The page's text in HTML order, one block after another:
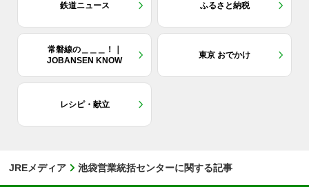
鉄道ニュース ふるさと納税
常磐線の＿＿＿！｜
JOBANSEN KNOW
東京 おでかけ
レシピ・献立
JREメディア 池袋営業統括センターに関する記事